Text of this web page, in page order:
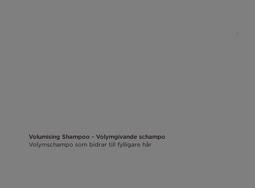
Volumising Shampoo - Volymgivande schampo
Volymschampo som bidrar till fylligare hår